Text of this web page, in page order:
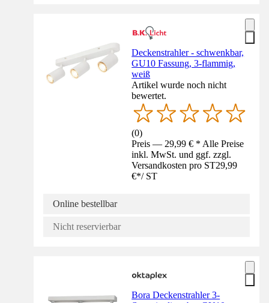
Deckenstrahler - schwenkbar,
GU10 Fassung, 3-flammig,
weiß
Artikel wurde noch nicht
bewertet.
(0)
Preis — 29,99 € * Alle Preise
inkl. MwSt. und ggf. zzgl.
Versandkosten pro ST29,99
€*/ ST
Online bestellbar
Nicht reservierbar
Bora Deckenstrahler 3-